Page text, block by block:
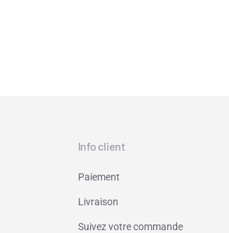
Info client
Paiement
Livraison
Suivez votre commande